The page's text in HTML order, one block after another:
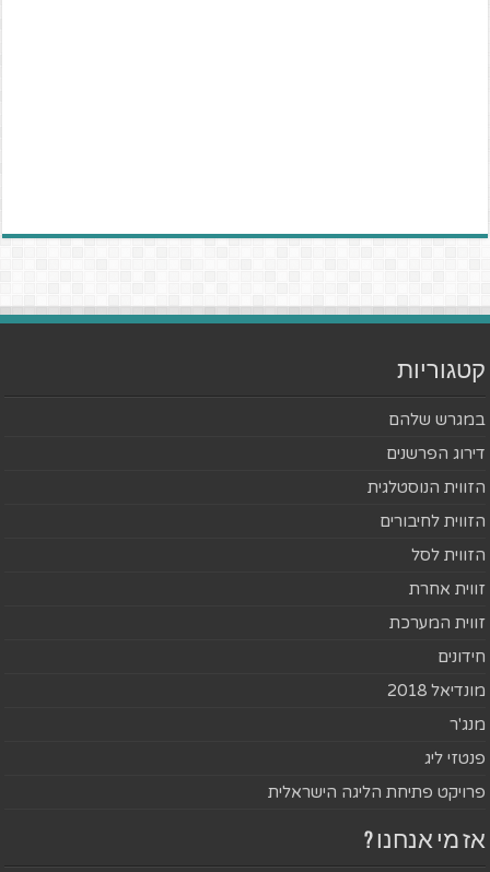
קטגוריות
במגרש שלהם
דירוג הפרשנים
הזווית הנוסטלגית
הזווית לחיבורים
הזווית לסל
זווית אחרת
זווית המערכת
חידונים
מונדיאל 2018
מנג'ר
פנטזי ליג
פרויקט פתיחת הליגה הישראלית
אז מי אנחנו ?